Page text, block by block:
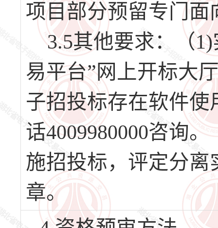
项目部分预留专门
3.5其他要求：（1)
易平台”网上开标大
子招投标存在软件
话4009980000咨询
施招投标，评定分
章。